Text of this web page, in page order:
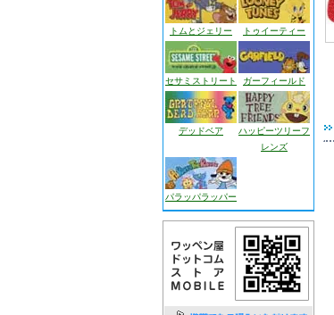
トムとジェリー トゥイーティー
セサミストリート ガーフィールド
デッドベア
ハッピーツリーフ
レンズ
パラッパラッパー